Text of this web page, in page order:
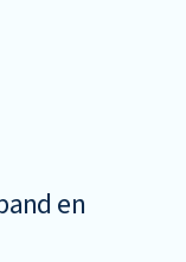
en